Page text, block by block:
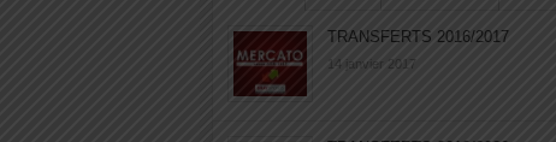
TRANSFERTS 2016/2017
14 janvier 2017